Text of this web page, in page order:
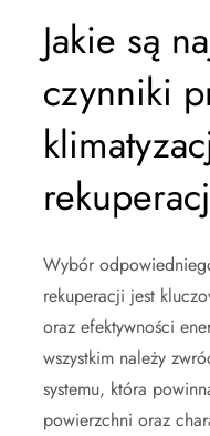
Jakie są
czynniki
Wybór
rekuperacji jest
oraz efektywności
wszystkim należy
systemu, która
powierzchni oraz